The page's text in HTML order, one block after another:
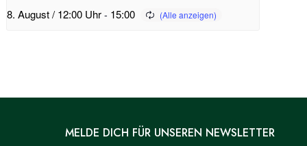
8. August / 12:00 Uhr- 15:00
MELDE DICH FÜR UNSEREN NEWSLETTER